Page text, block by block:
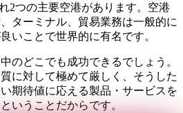
2つの主要空港があります。空港
ターミナル、貿易業務は一般的に
いことで世界的に有名です。
のどこでも成功できるでしょう。
に対して極めて厳しく、そうした
期待値に応える製品・サービスを
いうことだからです。